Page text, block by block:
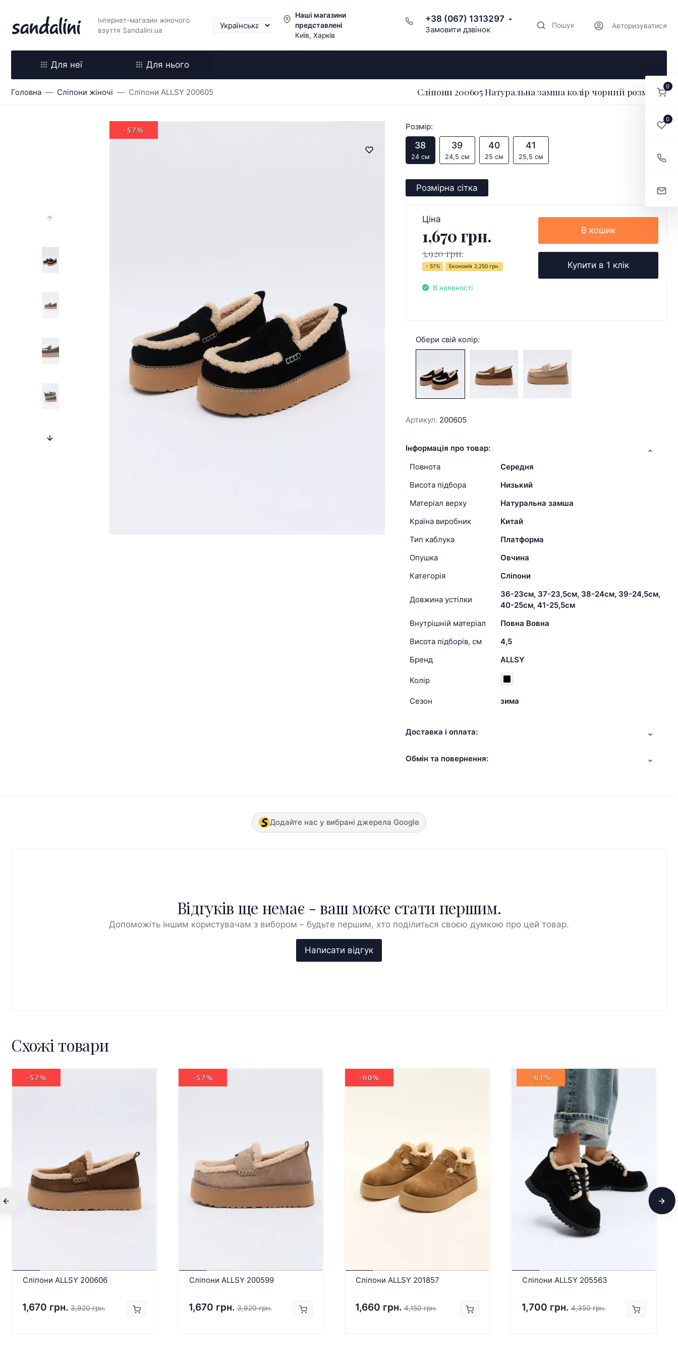
Інтернет-магазин жіночого
взуття Sandalini.ua
Наші магазини
представлені
Київ, Харків
+38 (067) 1313297
Замовити дзвінок Пошук Авторизуватися
Для неї Для нього
Головна Сліпони жіночі Сліпони ALLSY 200605 Сліпони 200605 Натуральна замша колір чорний розмір 38
-57% Розмір:
38
24 см
39
24,5 см
40
25 см
41
25,5 см
Розмірна сітка
Ціна
1,670 грн.
3,920 грн.
- 57% Економія 2,250 грн.
В наявності
В кошик
Купити в 1 клік
Обери свій колір:
Артикул: 200605
Інформація про товар:
Повнота
Середня
Висота підбора
Низький
Матеріал верху
Натуральна замша
Країна виробник
Китай
Тип каблука
Платформа
Опушка
Овчина
Категорія
Сліпони
Довжина устілки
36-23см, 37-23,5см, 38-24см, 39-24,5см,
40-25см, 41-25,5см
Внутрішній матеріал
Повна Вовна
Висота підборів, см
4,5
Бренд
ALLSY
Колір
Сезон зима
Доставка і оплата:
Обмін та повернення:
Додайте нас у вибрані джерела Google
Відгуків ще немає - ваш може стати першим.
Допоможіть іншим користувачам з вибором – будьте першим, хто поділиться своєю думкою про цей товар.
Схожі товари
-57%
Сліпони ALLSY 200606
1,670 грн. 3,920 грн.
-57%
Сліпони ALLSY 200599
1,670 грн. 3,920 грн.
-60%
Сліпони ALLSY 201857
1,660 грн. 4,150 грн.
-61%
Сліпони ALLSY 205563
1,700 грн. 4,350 грн.
0
0